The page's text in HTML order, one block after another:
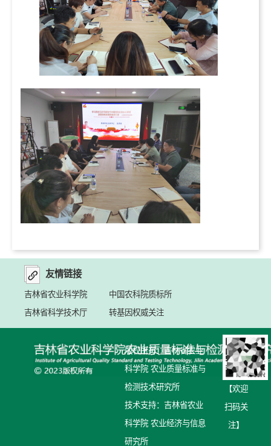
友情链接
吉林省农业科学院
中国农科院质标所
吉林省科学技术厅
转基因权威关注
版权所有：吉林省农业
科学院 农业质量标准与
检测技术研究所
技术支持：吉林省农业
科学院 农业经济与信息
研究所
【欢迎
扫码关
注】